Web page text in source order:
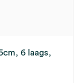
6 laags,